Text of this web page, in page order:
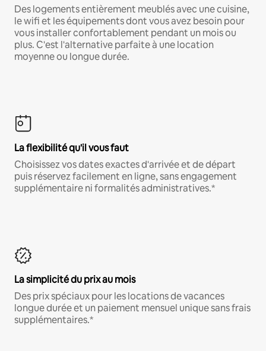
Des logements entièrement meublés avec une cuisine,
le wifi et les équipements dont vous avez besoin pour
vous installer confortablement pendant un mois ou
plus. C'est l'alternative parfaite à une location
moyenne ou longue durée.
La flexibilité qu'il vous faut
Choisissez vos dates exactes d'arrivée et de départ
puis réservez facilement en ligne, sans engagement
supplémentaire ni formalités administratives.*
La simplicité du prix au mois
Des prix spéciaux pour les locations de vacances
longue durée et un paiement mensuel unique sans frais
supplémentaires.*